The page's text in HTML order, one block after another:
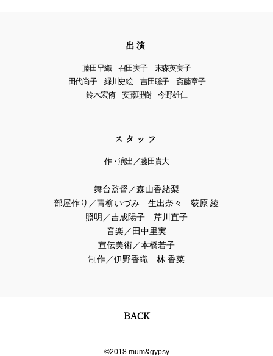
twitter
facebook
出演
藤田早織 召田実子 末森英実子
田代尚子 緑川史絵 吉田聡子 斎藤章子
鈴木宏侑 安藤理樹 今野雄仁
スタッフ
作・演出／藤田貴大
舞台監督／森山香緒梨
部屋作り／青柳いづみ 生出奈々 荻原 綾
照明／吉成陽子 芹川直子
音楽／田中里実
宣伝美術／本橋若子
制作／伊野香織 林 香菜
BACK
©2018 mum&gypsy